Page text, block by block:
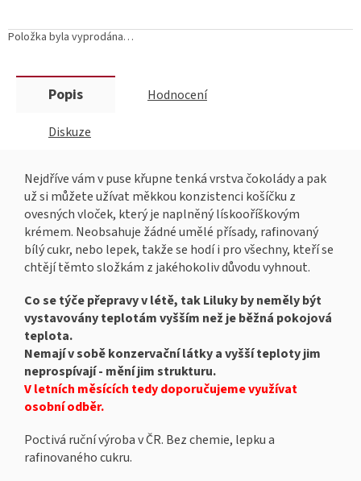
Položka byla vyprodána…
Popis Hodnocení
Diskuze
Nejdříve vám v puse křupne tenká vrstva čokolády a pak
už si můžete užívat měkkou konzistenci košíčku z
ovesných vloček, který je naplněný lískooříškovým
krémem. Neobsahuje žádné umělé přísady, rafinovaný
bílý cukr, nebo lepek, takže se hodí i pro všechny, kteří se
chtějí těmto složkám z jakéhokoliv důvodu vyhnout.
Co se týče přepravy v létě, tak Liluky by neměly být
vystavovány teplotám vyšším než je běžná pokojová
teplota.
Nemají v sobě konzervační látky a vyšší teploty jim
neprospívají - mění jim strukturu.
V letních měsících tedy doporučujeme využívat
osobní odběr.
Poctivá ruční výroba v ČR. Bez chemie, lepku a
rafinovaného cukru.